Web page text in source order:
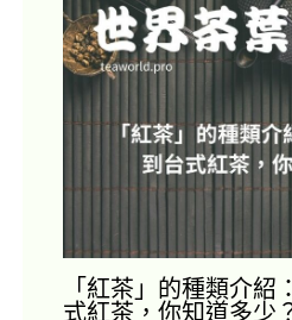
「紅茶」的種類介
式紅茶，你知道多少